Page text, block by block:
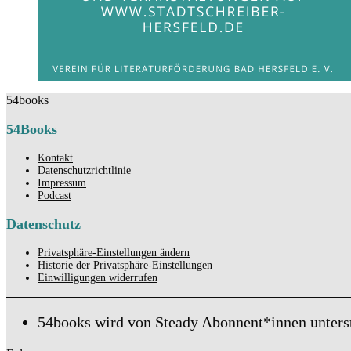
54books
54Books
Kontakt
Datenschutzrichtlinie
Impressum
Podcast
Datenschutz
Privatsphäre-Einstellungen ändern
Historie der Privatsphäre-Einstellungen
Einwilligungen widerrufen
54books wird von Steady Abonnent*innen